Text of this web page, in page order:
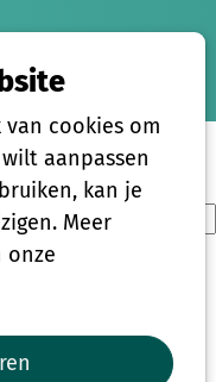
cookies om
aanpassen
kan je
Meer
onze
...